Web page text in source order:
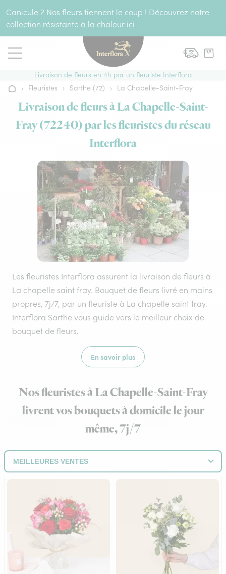
Canicule ? Nos fleurs tiennent le coup ! Découvrez notre
collection résistante à la chaleur ici
Livraison de fleurs en 4h par un fleuriste Interflora
Accueil
› Fleuristes › Sarthe (72) › La Chapelle-Saint-Fray
Livraison de fleurs à La Chapelle-Saint-
Fray (72240) par les fleuristes du réseau
Interflora
Les fleuristes Interflora assurent la livraison de fleurs à
La chapelle saint fray. Bouquet de fleurs livré en mains
propres, 7j/7, par un fleuriste à La chapelle saint fray.
Interflora Sarthe vous guide vers le meilleur choix de
bouquet de fleurs.
En savoir plus
Nos fleuristes à La Chapelle-Saint-Fray
livrent vos bouquets à domicile le jour
même, 7j/7